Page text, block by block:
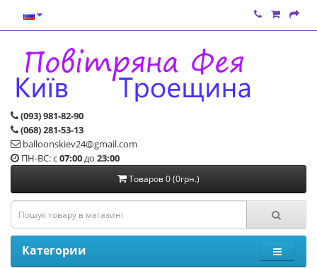
(093) 981-82-90
(068) 281-53-13
balloonskiev24@gmail.com
ПН-ВС: с07:00до 23:00
Товаров 0 (0грн.)
Категории